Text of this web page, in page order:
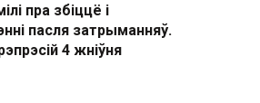
пра збіццё і
пасля затрыманняў.
4 жніўня